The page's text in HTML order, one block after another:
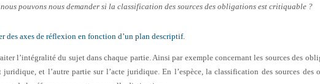
pouvons nous demander si la classification des sources des obligations est critiquable ?
des axes de réflexion en fonction d’un plan descriptif.
l’intégralité du sujet dans chaque partie. Ainsi par exemple concernant les sources des
et l’autre partie sur l’acte juridique.En l’espèce, la classification des sources